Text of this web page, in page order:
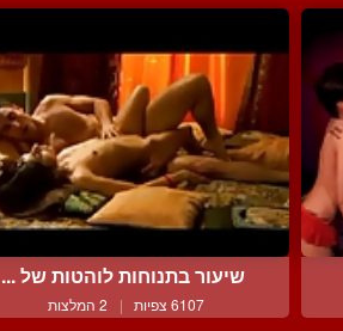
שיעור בתנוחות לוהטות של ...
6107 צפיות | 2 המלצות